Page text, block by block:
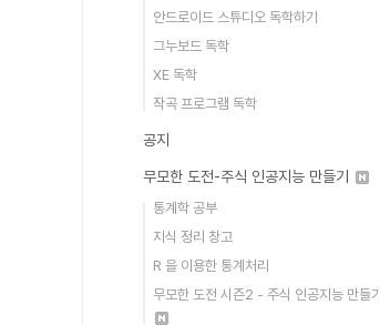
안드로이드 스튜디오 독학하기
그누보드 독학
XE 독학
작곡 프로그램 독학
공지
무모한 도전-주식 인공지능 만들기
통계학 공부
지식 정리 창고
R 을 이용한 통계처리
무모한 도전 시즌2 - 주식 인공지능 만들기